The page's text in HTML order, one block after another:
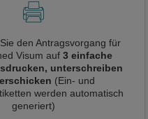
den Antragsvorgang für
Visum auf 3 einfache
unterschreiben
(Ein- und
werden automatisch
generiert)